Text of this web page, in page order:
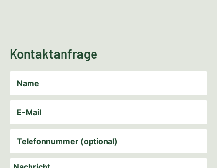
Kontaktanfrage